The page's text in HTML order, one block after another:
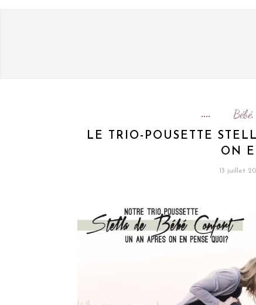
Bébé,
LE TRIO-POUSETTE
ON
13 juillet